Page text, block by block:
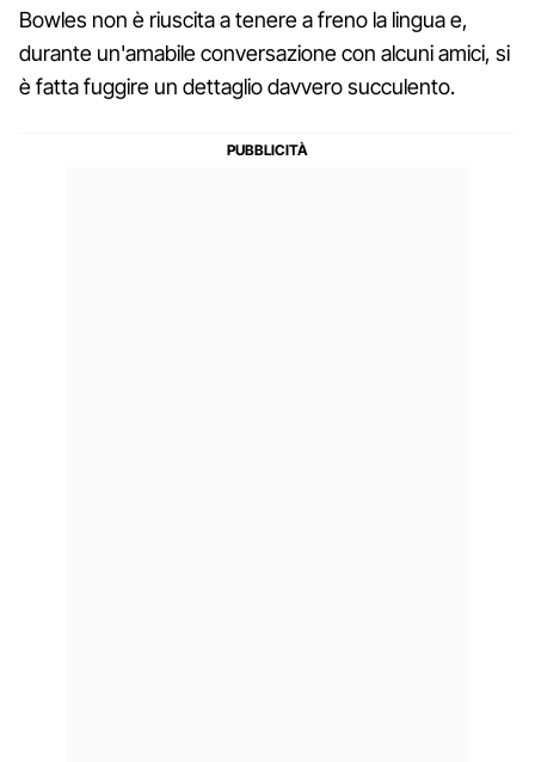
Bowles non è riuscita a tenere a freno la lingua e,
durante un'amabile conversazione con alcuni amici, si
è fatta fuggire un dettaglio davvero succulento.